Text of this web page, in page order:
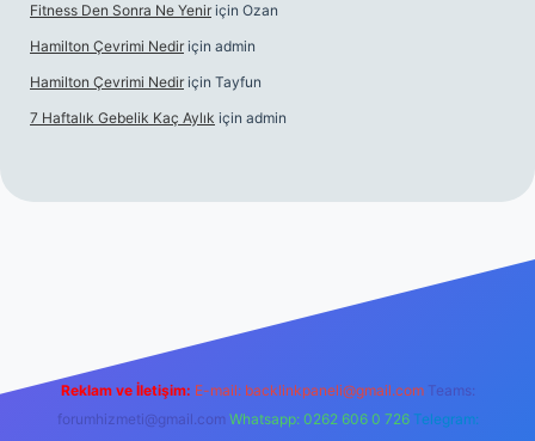
Fitness Den Sonra Ne Yenir için Ozan
Hamilton Çevrimi Nedir için admin
Hamilton Çevrimi Nedir için Tayfun
7 Haftalık Gebelik Kaç Aylık için admin
Reklam ve İletişim: E-mail: backlinkpaneli@gmail.com Teams:
forumhizmeti@gmail.com Whatsapp: 0262 606 0 726 Telegram: